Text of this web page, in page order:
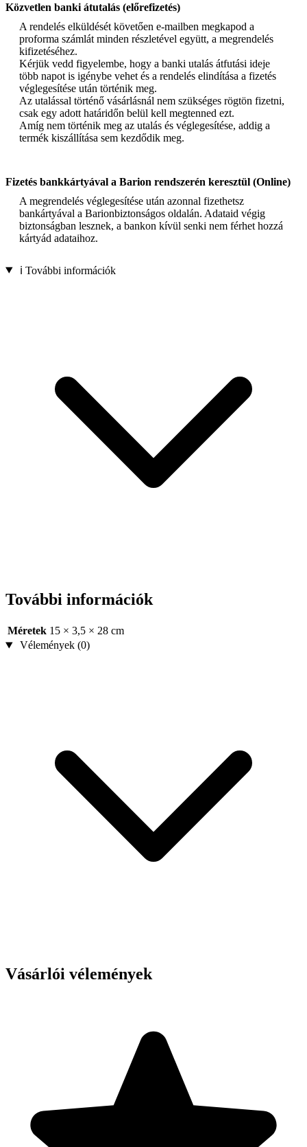
Közvetlen banki átutalás (előrefizetés)
A rendelés elküldését követően e-mailben megkapod a
proforma számlát minden részletével együtt, a megrendelés
kifizetéséhez.
Kérjük vedd figyelembe, hogy a banki utalás átfutási ideje
több napot is igénybe vehet és a rendelés elindítása a fizetés
véglegesítése után történik meg.
Az utalással történő vásárlásnál nem szükséges rögtön fizetni,
csak egy adott határidőn belül kell megtenned ezt.
Amíg nem történik meg az utalás és véglegesítése, addig a
termék kiszállítása sem kezdődik meg.
Fizetés bankkártyával a Barion rendszerén keresztül (Online)
A megrendelés véglegesítése után azonnal fizethetsz
bankártyával a Barionbiztonságos oldalán. Adataid végig
biztonságban lesznek, a bankon kívül senki nem férhet hozzá
kártyád adataihoz.
ℹ️ További információk
További információk
Méretek 15 × 3,5 × 28 cm
Vélemények (0)
Vásárlói vélemények